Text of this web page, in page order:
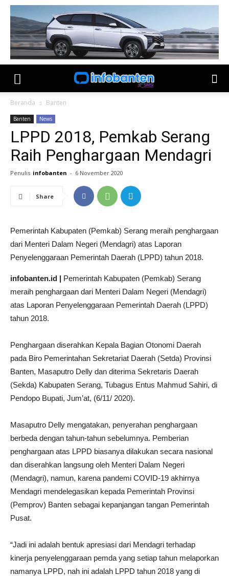
Beranda Banten
Banten News
LPPD 2018, Pemkab Serang
Raih Penghargaan Mendagri
Penulis infobanten - 6 November 2020
Share
Pemerintah Kabupaten (Pemkab) Serang meraih penghargaan
dari Menteri Dalam Negeri (Mendagri) atas Laporan
Penyelenggaraan Pemerintah Daerah (LPPD) tahun 2018.
infobanten.id | Pemerintah Kabupaten (Pemkab) Serang
meraih penghargaan dari Menteri Dalam Negeri (Mendagri)
atas Laporan Penyelenggaraan Pemerintah Daerah (LPPD)
tahun 2018.
Penghargaan diserahkan Kepala Bagian Otonomi Daerah
pada Biro Pemerintahan Sekretariat Daerah (Setda) Provinsi
Banten, Masaputro Delly dan diterima Sekretaris Daerah
(Sekda) Kabupaten Serang, Tubagus Entus Mahmud Sahiri, di
Pendopo Bupati, Jum’at, (6/11/ 2020).
Masaputro Delly mengatakan, penyerahan penghargaan
berbeda dengan tahun-tahun sebelumnya. Pemberian
penghargaan atas LPPD biasanya dilakukan secara nasional
dan diserahkan langsung oleh Menteri Dalam Negeri
(Mendagri), namun, karena pandemi COVID-19 akhirnya
Mendagri mendelegasikan kepada Pemerintah Provinsi
(Pemprov) Banten sebagai kepanjangan tangan Pemerintah
Pusat.
“Jadi ini adalah bentuk apresiasi dari Mendagri terhadap
kinerja penyelenggaraan pemda yang setiap tahun melaporkan
namanya LPPD, nah ini adalah LPPD tahun 2018 yang di